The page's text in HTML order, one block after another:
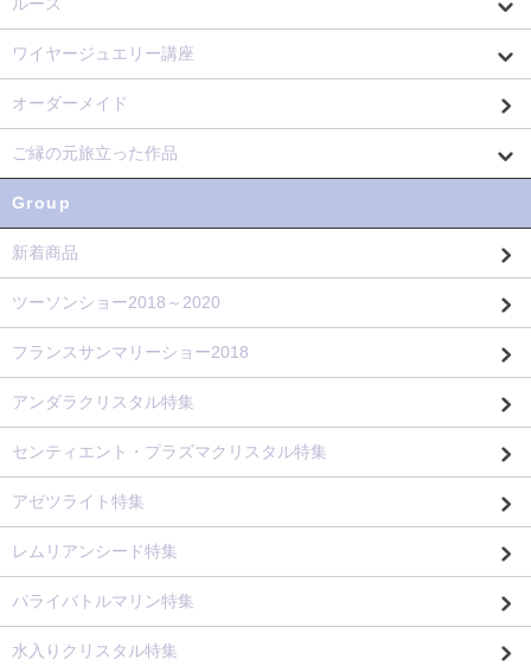
ワイヤージュエリー講座
オーダーメイド
ご縁の元旅立った作品
Group
新着商品
ツーソンショー2018～2020
フランスサンマリーショー2018
アンダラクリスタル特集
センティエント・プラズマクリスタル特集
アゼツライト特集
レムリアンシード特集
パライバトルマリン特集
水入りクリスタル特集